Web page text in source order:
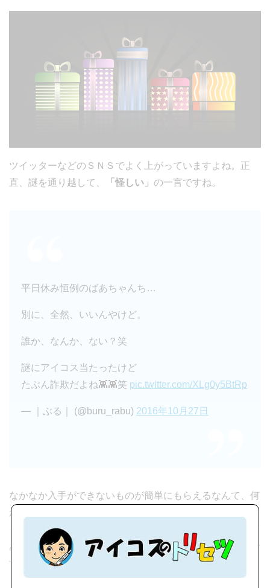
ツイッターなどのＳＮＳでよく上がっていますよね。正
直、謎を通り越して、
「怪しい」 の一言ですね。
平日休み恒例のばあちゃんち…
別に、全然、いいんやけど。
誰か、なんか、ない？笑
謎にアイコス当たったけど
たぶん詐欺だよね👾👾笑 pic.twitter.com/XLg0y5BtRp
— ｜ぶる｜ (@buru_rabu) 2016年10月27日
なかなか入手ができないものが簡単にもらえるなんて、何
かしらトラップがあるとしか思えないです。うまい話にの
っかると痛い目に合う気がします。しかし、本当なら大変
ありがたい話なのですが、確率は相当低いので、悔しいで
す。